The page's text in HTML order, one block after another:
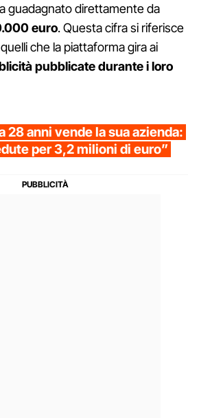
guadagnato direttamente da
euro. Questa cifra si riferisce
che la piattaforma gira ai
pubblicate durante i loro
28 anni vende la sua azienda:
per 3,2 milioni di euro”